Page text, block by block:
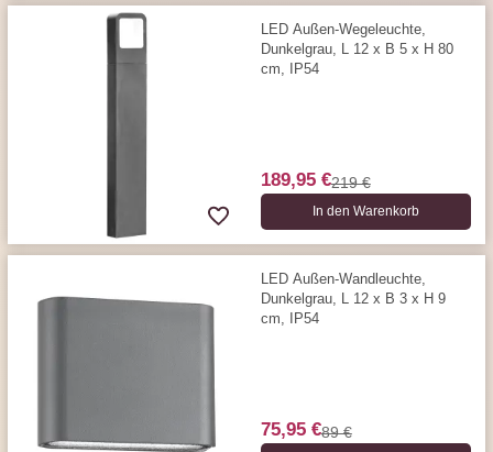
LED Außen-Wegeleuchte,
Dunkelgrau, L 12 x B 5 x H 80
cm, IP54
189,95 €219 €
In den Warenkorb
LED Außen-Wandleuchte,
Dunkelgrau, L 12 x B 3 x H 9
cm, IP54
75,95 €89 €